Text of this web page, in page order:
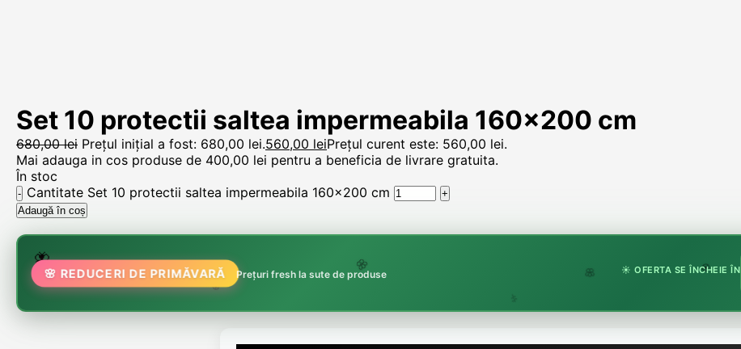
Set 10 protectii saltea impermeabila 160×200 cm
680,00lei Prețul inițial a fost: 680,00 lei.560,00 leiPrețul curent este: 560,00 lei.
Mai adauga in cos produse de 400,00 lei pentru a beneficia de livrare gratuita.
În stoc
Cantitate Set 10 protectii saltea impermeabila 160x200 cm
Adaugă în coș
🌸
🌿
🌷
🦋
🌸 REDUCERI DE PRIMĂVARĂ Prețuri fresh la sute de produse ☀️ OFERTA SE ÎNCHEIE ÎN